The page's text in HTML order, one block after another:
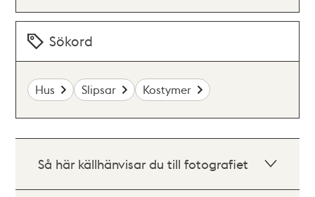
Sökord
Hus Slipsar Kostymer
Så här källhänvisar du till fotografiet